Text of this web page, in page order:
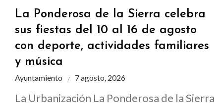
La Ponderosa de la Sierra celebra
sus fiestas del 10 al 16 de agosto
con deporte, actividades familiares
y música
Ayuntamiento 7 agosto, 2026
La Urbanización La Ponderosa de la Sierra